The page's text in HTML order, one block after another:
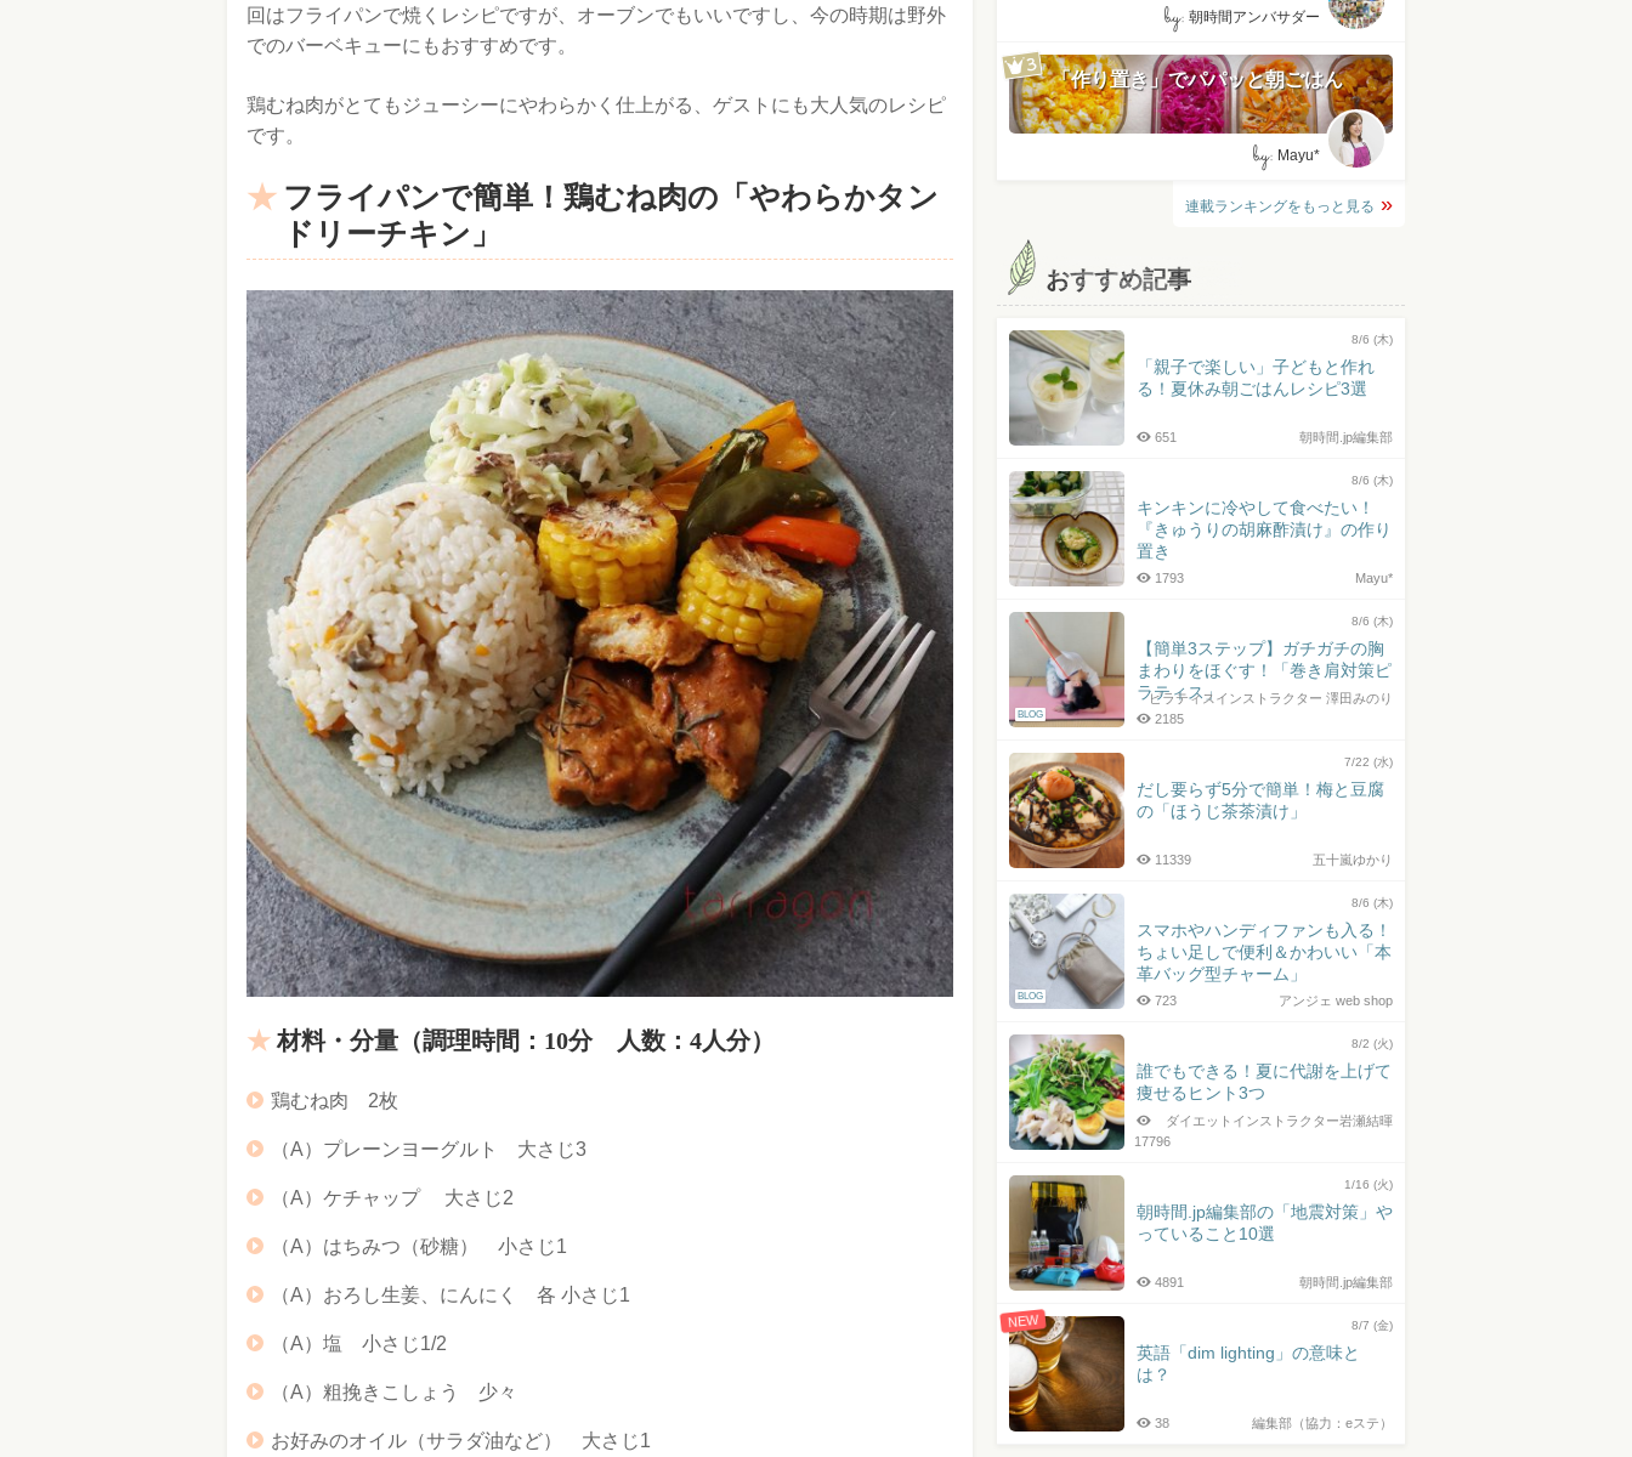
回はフライパンで焼くレシピですが、オーブンでもいいですし、今の時期は野外
でのバーベキューにもおすすめです。
鶏むね肉がとてもジューシーにやわらかく仕上がる、ゲストにも大人気のレシピ
です。
フライパンで簡単！鶏むね肉の「やわらかタン
ドリーチキン」
材料・分量 （調理時間：10分 人数：4人分）
鶏むね肉 2枚
（A）プレーンヨーグルト 大さじ3
（A）ケチャップ 大さじ2
（A）はちみつ（砂糖） 小さじ1
（A）おろし生姜、にんにく 各 小さじ1
（A）塩 小さじ1/2
（A）粗挽きこしょう 少々
お好みのオイル（サラダ油など） 大さじ1
by: 朝時間アンバサダー
「作り置き」でパパッと朝ごはん
by: Mayu*
連載ランキングをもっと見る
おすすめ記事
8/6 (木)
「親子で楽しい」子どもと作れ
る！夏休み朝ごはんレシピ3選
朝時間.jp編集部
651
8/6 (木)
キンキンに冷やして食べたい！
『きゅうりの胡麻酢漬け』の作り
置き
Mayu*
1793
BLOG
8/6 (木)
【簡単3ステップ】ガチガチの胸
まわりをほぐす！「巻き肩対策ピ
ラティス」
ピラティスインストラクター 澤田みのり
2185
7/22 (水)
だし要らず5分で簡単！梅と豆腐
の「ほうじ茶茶漬け」
五十嵐ゆかり
11339
BLOG
8/6 (木)
スマホやハンディファンも入る！
ちょい足しで便利＆かわいい「本
革バッグ型チャーム」
アンジェ web shop
723
8/2 (火)
誰でもできる！夏に代謝を上げて
痩せるヒント3つ
ダイエットインストラクター岩瀬結暉
17796
1/16 (火)
朝時間.jp編集部の「地震対策」や
っていること10選
朝時間.jp編集部
4891
NEW 8/7 (金)
英語「dim lighting」の意味と
は？
編集部（協力：eステ）
38